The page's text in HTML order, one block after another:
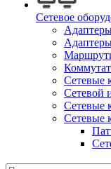
Сетевое
Сетевые
Сетевой
Сетевые
Сетевые